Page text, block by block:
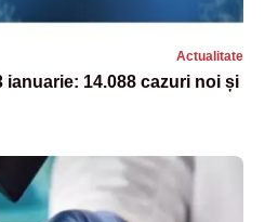
Actualitate
14.088 cazuri noi și